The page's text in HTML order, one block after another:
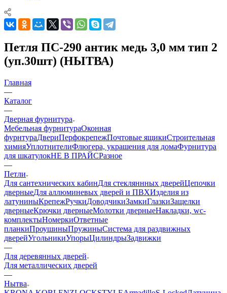
Петля ПС-290 антик медь 3,0 мм тип 2
(уп.30шт) (НЫТВА)
Главная
—
Каталог
—
Дверная фурнитура
Мебельная фурнитураОконная
фурнтураДвериПерфокрепежПочтовые ящикиСтроительная
химияУплотнителиФлюгера, украшения для домаФурнитура
для шкатулокНЕ В ПРАЙСРазное
—
Петли
Для сантехнических кабинДля стекляннных дверейЦепочки
дверныеДля аллюминевых дверей и ПВХИзделия из
латуниныКрепежРучкиДоводчикиЗамкиГлазкиЗащелки
дверныеКрючки дверныеМолотки дверныеНакладки, wc-
комплектыНомеркиОтветные
планкиПроушиныПружиныСистема для раздвижных
дверейУгольникиУпорыЦилиндрыЗадвижки
—
Для деревянных дверей
Для металлических дверей
—
Нытва